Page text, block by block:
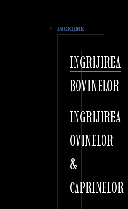
INGRIJIRE
INGRIJIREA
BOVINELOR
INGRIJIREA
OVINELOR
&
CAPRINELOR